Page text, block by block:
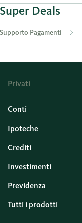
Super Deals
Supporto Pagamenti
Privati
Conti
Ipoteche
Crediti
Investimenti
Previdenza
Tutti i prodotti